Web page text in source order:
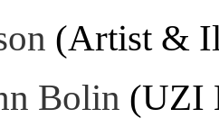
(Artist &
Bolin (UZI